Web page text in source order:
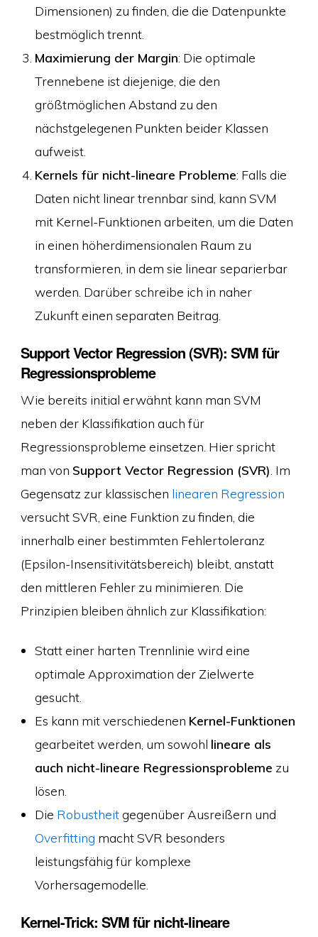
Dimensionen) zu finden, die die Datenpunkte
bestmöglich trennt.
Maximierung der Margin: Die optimale
Trennebene ist diejenige, die den
größtmöglichen Abstand zu den
nächstgelegenen Punkten beider Klassen
aufweist.
Kernels für nicht-lineare Probleme: Falls die
Daten nicht linear trennbar sind, kann SVM
mit Kernel-Funktionen arbeiten, um die Daten
in einen höherdimensionalen Raum zu
transformieren, in dem sie linear separierbar
werden. Darüber schreibe ich in naher
Zukunft einen separaten Beitrag.
Support Vector Regression (SVR): SVM für
Regressionsprobleme
Wie bereits initial erwähnt kann man SVM
neben der Klassifikation auch für
Regressionsprobleme einsetzen. Hier spricht
man von Support Vector Regression (SVR) . Im
Gegensatz zur klassischen linearen Regression
versucht SVR, eine Funktion zu finden, die
innerhalb einer bestimmten Fehlertoleranz
(Epsilon-Insensitivitätsbereich) bleibt, anstatt
den mittleren Fehler zu minimieren. Die
Prinzipien bleiben ähnlich zur Klassifikation:
Statt einer harten Trennlinie wird eine
optimale Approximation der Zielwerte
gesucht.
Es kann mit verschiedenen Kernel-Funktionen
gearbeitet werden, um sowohl lineare als
auch nicht-lineare Regressionsprobleme zu
lösen.
Die Robustheitgegenüber Ausreißern und
Overfitting macht SVR besonders
leistungsfähig für komplexe
Vorhersagemodelle.
Kernel-Trick: SVM für nicht-lineare